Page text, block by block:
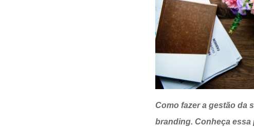
Como fazer a gestão da
branding. Conheça essa